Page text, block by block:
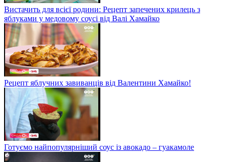
Вистачить для всієї родини: Рецепт запечених крилець з
яблуками у медовому соусі від Валі Хамайко
Рецепт яблучних завиванців від Валентини Хамайко!
Готуємо найпопулярніший соус із авокадо – гуакамоле